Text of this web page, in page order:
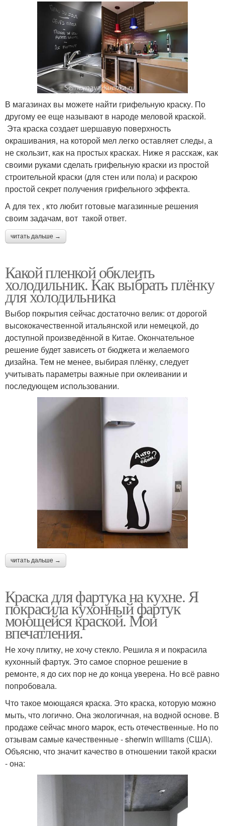
В магазинах вы можете найти грифельную краску. По
другому ее еще называют в народе меловой краской.
Эта краска создает шершавую поверхность
окрашивания, на которой мел легко оставляет следы, а
не скользит, как на простых красках. Ниже я расскаж, как
своими руками сделать грифельную краски из простой
строительной краски (для стен или пола) и раскрою
простой секрет получения грифельного эффекта.
А для тех , кто любит готовые магазинные решения
своим задачам, вот такой ответ.
читать дальше →
Какой пленкой обклеить
холодильник. Как выбрать плёнку
для холодильника
Выбор покрытия сейчас достаточно велик: от дорогой
высококачественной итальянской или немецкой, до
доступной произведённой в Китае. Окончательное
решение будет зависеть от бюджета и желаемого
дизайна. Тем не менее, выбирая плёнку, следует
учитывать параметры важные при оклеивании и
последующем использовании.
читать дальше →
Краска для фартука на кухне. Я
покрасила кухонный фартук
моющейся краской. Мои
впечатления.
Не хочу плитку, не хочу стекло. Решила я и покрасила
кухонный фартук. Это самое спорное решение в
ремонте, я до сих пор не до конца уверена. Но всё равно
попробовала.
Что такое моющаяся краска. Это краска, которую можно
мыть, что логично. Она экологичная, на водной основе. В
продаже сейчас много марок, есть отечественные. Но по
отзывам самые качественные - sherwin williams (США).
Объясню, что значит качество в отношении такой краски
- она: